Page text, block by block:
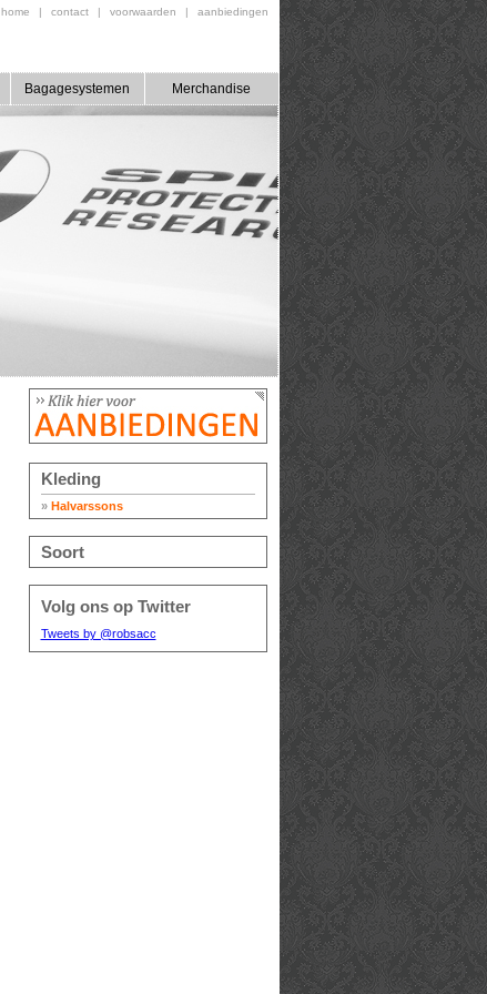
home | contact | voorwaarden | aanbiedingen
Bagagesystemen Merchandise
Kleding
» Halvarssons
Soort
Volg ons op Twitter
Tweets by @robsacc